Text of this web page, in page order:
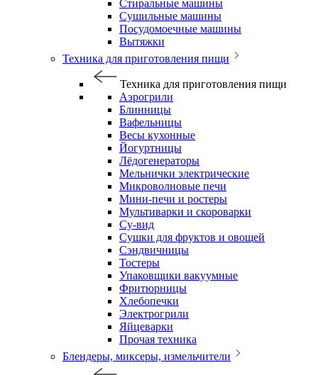
Стиральные машины
Сушильные машины
Посудомоечные машины
Вытяжки
Техника для приготовления пищи
Техника для приготовления пищи
Аэрогрили
Блинницы
Вафельницы
Весы кухонные
Йогуртницы
Лёдогенераторы
Мельнички электрические
Микроволновые печи
Мини-печи и ростеры
Мультиварки и скороварки
Су-вид
Сушки для фруктов и овощей
Сэндвичницы
Тостеры
Упаковщики вакуумные
Фритюрницы
Хлебопечки
Электрогрили
Яйцеварки
Прочая техника
Блендеры, миксеры, измельчители